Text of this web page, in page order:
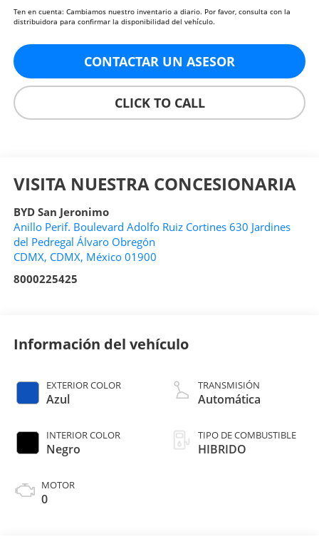
Ten en cuenta: Cambiamos nuestro inventario a diario. Por favor, consulta con la
distribuidora para confirmar la disponibilidad del vehículo.
CONTACTAR UN ASESOR
CLICK TO CALL
VISITA NUESTRA CONCESIONARIA
BYD San Jeronimo
Anillo Perif. Boulevard Adolfo Ruiz Cortines 630 Jardines
del Pedregal Álvaro Obregón
CDMX, CDMX, México 01900
8000225425
Información del vehículo
EXTERIOR COLOR
Azul
INTERIOR COLOR
Negro
MOTOR
0
TRANSMISIÓN
Automática
TIPO DE COMBUSTIBLE
HIBRIDO